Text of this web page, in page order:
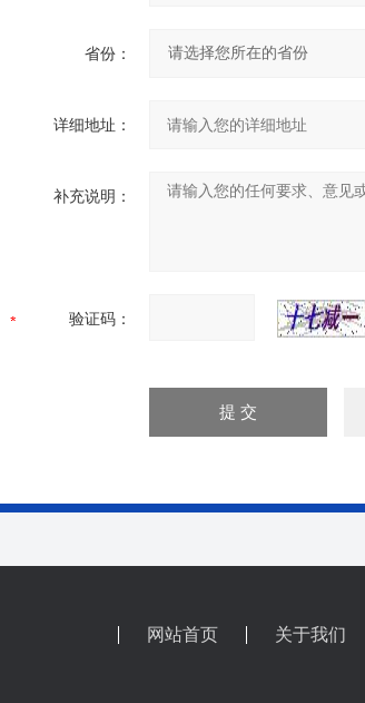
省份：
详细地址：
补充说明：
验证码：
网站首页 关于我们